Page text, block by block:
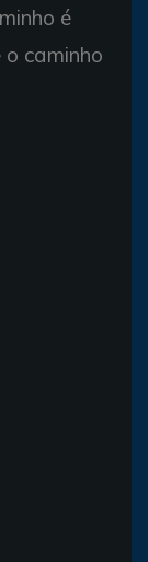
é
o caminho